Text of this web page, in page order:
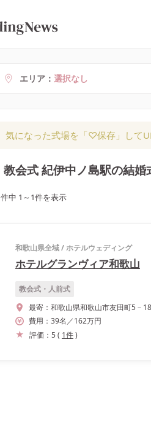
エリア 選択なし
気になった式場を「♡保存」して
教会式 紀伊中ノ島駅の結婚
件中 1 ～ 1件を表示
和歌山県全域/ホテルウェディング
ホテルグランヴィア和歌山
教会式・人前式
最寄： 和歌山県和歌山市友田町5－18
費用： 39名 ／162万円
評価： 5( 1件)